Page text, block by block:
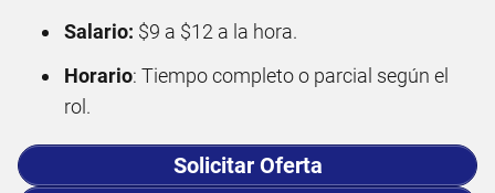
Salario: $9 a $12 a la hora.
Horario: Tiempo completo o parcial según el
rol.
Solicitar Oferta